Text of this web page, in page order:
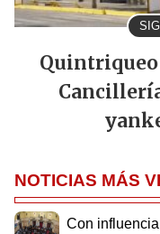
NOTICIAS MÁS
Con